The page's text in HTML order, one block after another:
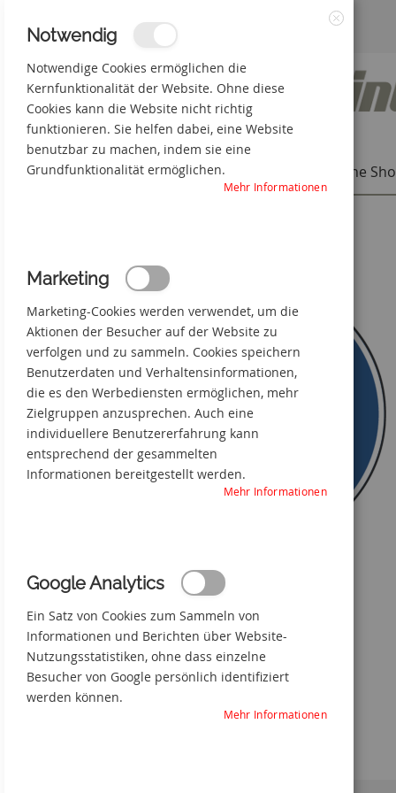
Inhalt
springen
3% Online-Rabatt +49(0) 50 66 98 09-0
Individuelle Produkte Online
Ende
Bildgalerie
springen
Fußgängerweg benutzen
Zum
Anfang
der
Bildgalerie
springen
Notwendig
Notwendige Cookies ermöglichen die
Kernfunktionalität der Website. Ohne diese
Cookies kann die Website nicht richtig
funktionieren. Sie helfen dabei, eine Website
benutzbar zu machen, indem sie eine
Grundfunktionalität ermöglichen.
Mehr Informationen
Marketing
Marketing-Cookies werden verwendet, um die
Aktionen der Besucher auf der Website zu
verfolgen und zu sammeln. Cookies speichern
Benutzerdaten und Verhaltensinformationen,
die es den Werbediensten ermöglichen, mehr
Zielgruppen anzusprechen. Auch eine
individuellere Benutzererfahrung kann
entsprechend der gesammelten
Informationen bereitgestellt werden.
Mehr Informationen
Google Analytics
Ein Satz von Cookies zum Sammeln von
Informationen und Berichten über Website-
Nutzungsstatistiken, ohne dass einzelne
Besucher von Google persönlich identifiziert
werden können.
Mehr Informationen